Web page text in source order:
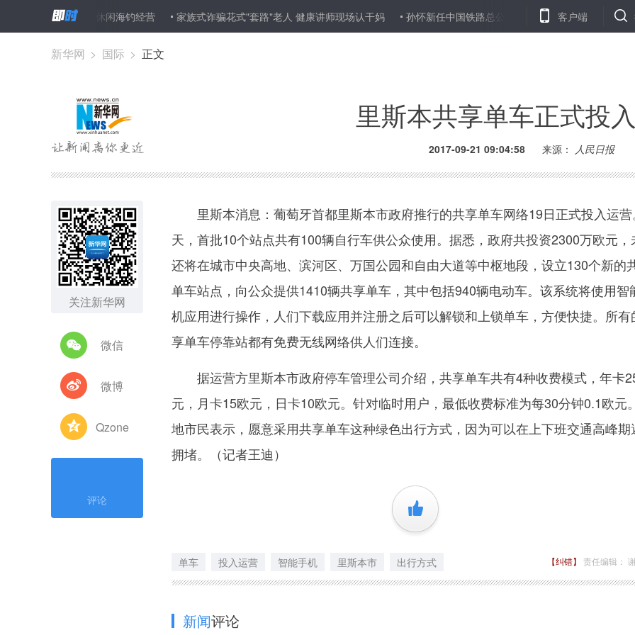
改造旧船从事休闲海钓经营 家族式诈骗花式"套路"老人 健康讲师现场认干妈 孙怀新任中国铁路总公司党组成员、纪检组组长 北京
客户端
新华网 > 国际 > 正文
里斯本共享单车正式投
2017-09-21 09:04:58 来源： 人民日报
关注新华网
微信
微博
Qzone
评论
里斯本消息：葡萄牙首都里斯本市政府推行的共享单车网络19日正式投入运营
天，首批10个站点共有100辆自行车供公众使用。据悉，政府共投资2300万欧元，
还将在城市中央高地、滨河区、万国公园和自由大道等中枢地段，设立130个新的
单车站点，向公众提供1410辆共享单车，其中包括940辆电动车。该系统将使用智
机应用进行操作，人们下载应用并注册之后可以解锁和上锁单车，方便快捷。所有
享单车停靠站都有免费无线网络供人们连接。
据运营方里斯本市政府停车管理公司介绍，共享单车共有4种收费模式，年卡
元，月卡15欧元，日卡10欧元。针对临时用户，最低收费标准为每30分钟0.1欧元
地市民表示，愿意采用共享单车这种绿色出行方式，因为可以在上下班交通高峰期
拥堵。（记者王迪）
+1
单车 投入运营 智能手机 里斯本市 出行方式 【纠错】 责任编辑：
新闻评论